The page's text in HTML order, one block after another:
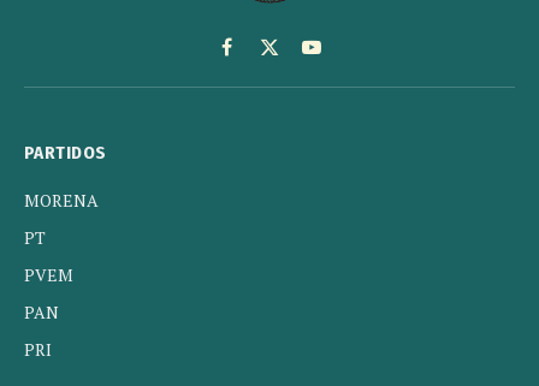
Facebook
X
(Twitter)
YouTube
PARTIDOS
MORENA
PT
PVEM
PAN
PRI